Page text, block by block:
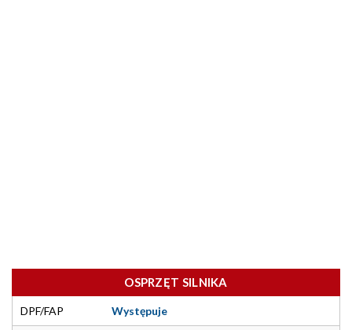
OSPRZĘT SILNIKA
DPF/FAP Występuje